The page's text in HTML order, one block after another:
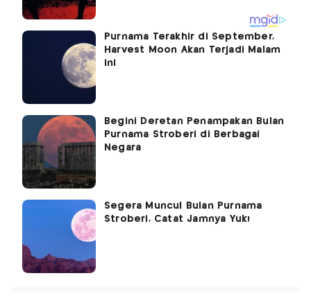
Purnama Terakhir di September,
Harvest Moon Akan Terjadi Malam
ini
Begini Deretan Penampakan Bulan
Purnama Stroberi di Berbagai
Negara
Segera Muncul Bulan Purnama
Stroberi, Catat Jamnya Yuk!